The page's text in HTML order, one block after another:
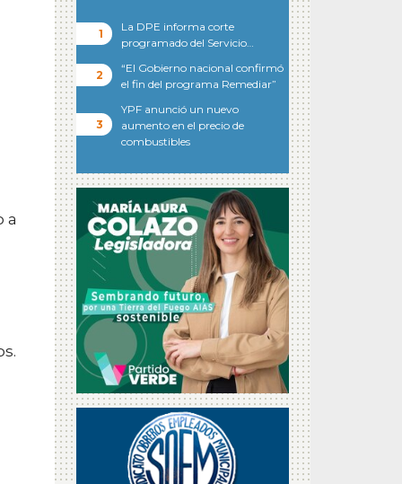
a
La DPE informa corte
programado del Servicio…
“El Gobierno nacional confirmó
el fin del programa Remediar”
YPF anunció un nuevo
aumento en el precio de
combustibles